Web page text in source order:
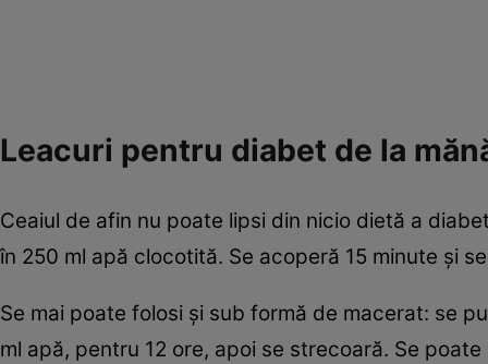
Leacuri pentru diabet de la
Ceaiul de afin nu poate lipsi din nicio dietă a
în 250 ml apă clocotită. Se acoperă 15 minute şi
Se mai poate folosi şi sub formă de macerat: se
ml apă, pentru 12 ore, apoi se strecoară. Se